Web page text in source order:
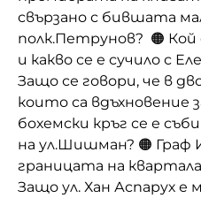
свързано с бившата
полк.Петрунов? 🟠
и какво се е сучило с
Защо се говори, че в
които са вдъхновение
бохемски кръг се е
на ул.Шишман? 🟠 Граф
границата на
Защо ул. Хан Аспарух е